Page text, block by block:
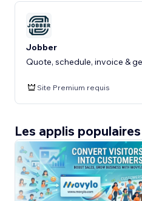
Jobber
Quote, schedule, invoice &
Site Premium requis
Les applis populaires